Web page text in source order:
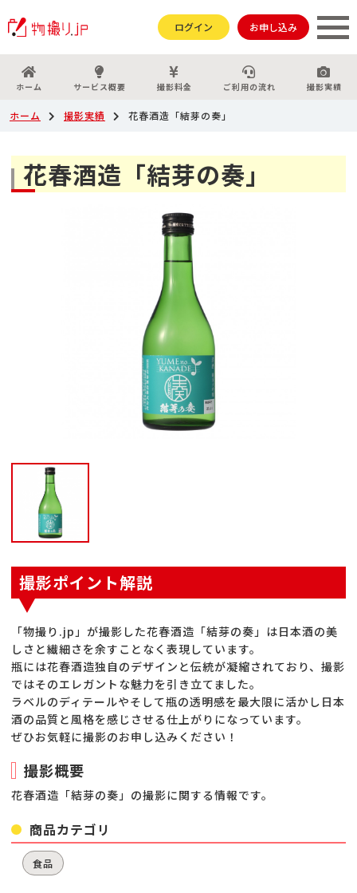
ログイン お申し込み
ホーム サービス概要 撮影料金 ご利用の流れ 撮影実績
ホーム 撮影実績 花春酒造「結芽の奏」
花春酒造「結芽の奏」
撮影ポイント解説
「物撮り.jp」が撮影した花春酒造「結芽の奏」は日本酒の美
しさと繊細さを余すことなく表現しています。
瓶には花春酒造独自のデザインと伝統が凝縮されており、撮影
ではそのエレガントな魅力を引き立てました。
ラベルのディテールやそして瓶の透明感を最大限に活かし日本
酒の品質と風格を感じさせる仕上がりになっています。
ぜひお気軽に撮影のお申し込みください！
撮影概要
花春酒造「結芽の奏」の撮影に関する情報です。
商品カテゴリ
食品